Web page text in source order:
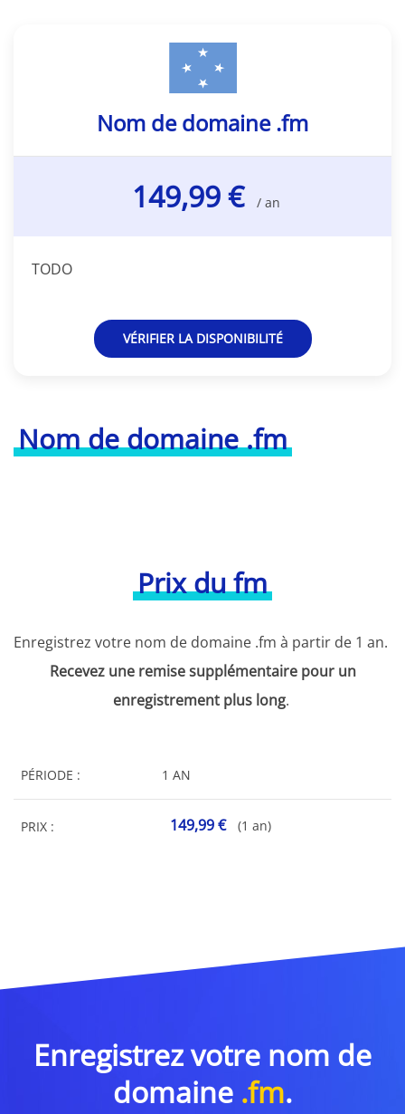
Nom de domaine .fm
Nom de domaine .fm
149,99 € / an
TODO
VÉRIFIER LA DISPONIBILITÉ
Prix du fm
Enregistrez votre nom de domaine .fm à partir de 1 an.
Recevez une remise supplémentaire pour un
enregistrement plus long.
PÉRIODE : 1 AN
PRIX : 149,99 € (1 an)
Enregistrez votre nom de
domaine .fm.